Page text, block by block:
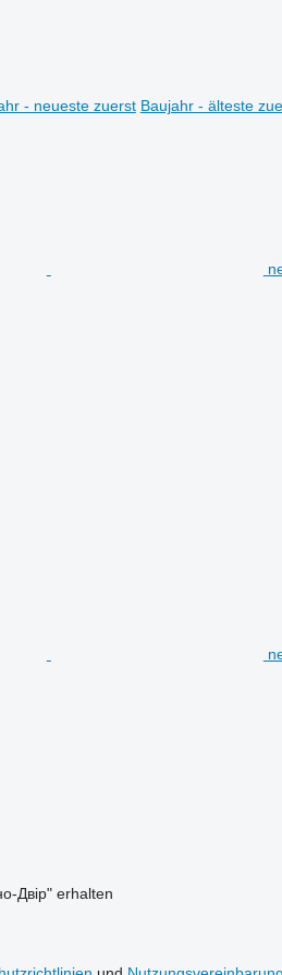
- neueste zuerst Baujahr - älteste
Двір" erhalten